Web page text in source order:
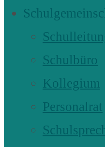
Schulbüro
Kollegium
Personalrat